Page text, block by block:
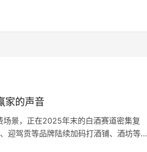
家的声音
场景，正在2025年末的白酒赛道密集复
迎驾贡等品牌陆续加码打酒铺、酒坊等业